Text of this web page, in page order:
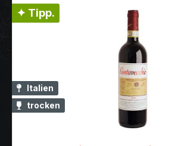
✦ Tipp.
Italien
trocken